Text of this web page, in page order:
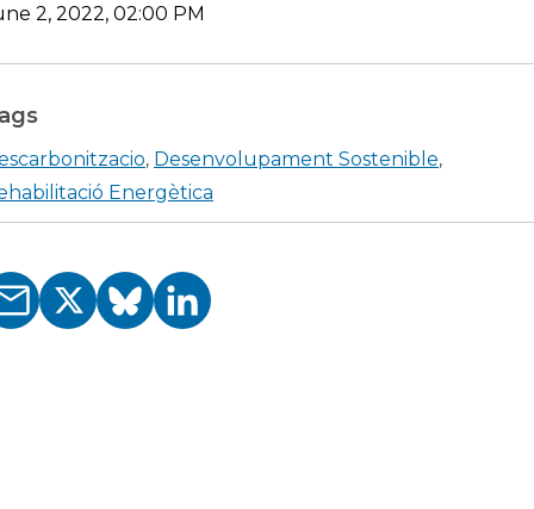
2, 2022, 02:00 PM
, Desenvolupament Sostenible,
Energètica